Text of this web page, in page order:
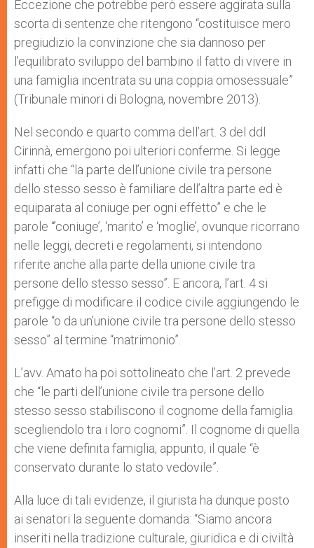
Eccezione che potrebbe però essere aggirata sulla
scorta di sentenze che ritengono “costituisce mero
pregiudizio la convinzione che sia dannoso per
l’equilibrato sviluppo del bambino il fatto di vivere in
una famiglia incentrata su una coppia omosessuale”
(Tribunale minori di Bologna, novembre 2013).
Nel secondo e quarto comma dell’art. 3 del ddl
Cirinnà, emergono poi ulteriori conferme. Si legge
infatti che “la parte dell’unione civile tra persone
dello stesso sesso è familiare dell’altra parte ed è
equiparata al coniuge per ogni effetto” e che le
parole “’coniuge’, ‘marito’ e ‘moglie’, ovunque ricorrano
nelle leggi, decreti e regolamenti, si intendono
riferite anche alla parte della unione civile tra
persone dello stesso sesso”. E ancora, l’art. 4 si
prefigge di modificare il codice civile aggiungendo le
parole “o da un’unione civile tra persone dello stesso
sesso” al termine “matrimonio”.
L’avv. Amato ha poi sottolineato che l’art. 2 prevede
che “le parti dell’unione civile tra persone dello
stesso sesso stabiliscono il cognome della famiglia
scegliendolo tra i loro cognomi”. Il cognome di quella
che viene definita famiglia, appunto, il quale “è
conservato durante lo stato vedovile”.
Alla luce di tali evidenze, il giurista ha dunque posto
ai senatori la seguente domanda: “Siamo ancora
inseriti nella tradizione culturale, giuridica e di civiltà